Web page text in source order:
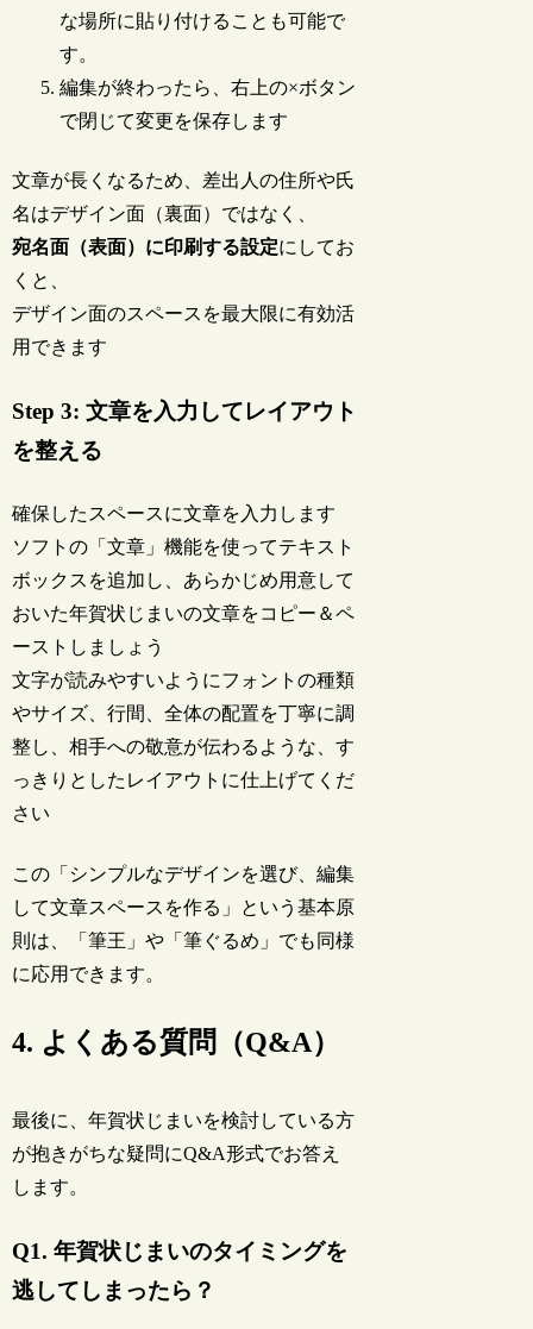
な場所に貼り付けることも可能で
す。
編集が終わったら、右上の×ボタン
で閉じて変更を保存します
文章が長くなるため、差出人の住所や氏
名はデザイン面（裏面）ではなく、
宛名面（表面）に印刷する設定にしてお
くと、
デザイン面のスペースを最大限に有効活
用できます
Step 3: 文章を入力してレイアウト
を整える
確保したスペースに文章を入力します
ソフトの「文章」機能を使ってテキスト
ボックスを追加し、あらかじめ用意して
おいた年賀状じまいの文章をコピー＆ペ
ーストしましょう
文字が読みやすいようにフォントの種類
やサイズ、行間、全体の配置を丁寧に調
整し、相手への敬意が伝わるような、す
っきりとしたレイアウトに仕上げてくだ
さい
この「シンプルなデザインを選び、編集
して文章スペースを作る」という基本原
則は、「筆王」や「筆ぐるめ」でも同様
に応用できます。
4. よくある質問（Q&A）
最後に、年賀状じまいを検討している方
が抱きがちな疑問にQ&A形式でお答え
します。
Q1. 年賀状じまいのタイミングを
逃してしまったら？